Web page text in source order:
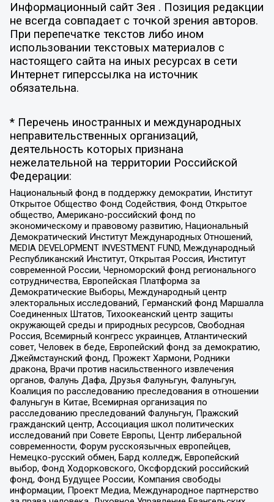
Информационный сайт Зея . Позиция редакции
не всегда совпадает с точкой зрения авторов.
При перепечатке текстов либо ином
использовании текстовых материалов с
настоящего сайта на иных ресурсах в сети
Интернет гиперссылка на источник
обязательна.
* Перечень иностранных и международных
неправительственных организаций,
деятельность которых признана
нежелательной на территории Российской
Федерации:
Национальный фонд в поддержку демократии, Институт
Открытое Общество Фонд Содействия, Фонд Открытое
общество, Американо-российский фонд по
экономическому и правовому развитию, Национальный
Демократический Институт Международных Отношений,
MEDIA DEVELOPMENT INVESTMENT FUND, Международный
Республиканский Институт, Открытая Россия, Институт
современной России, Черноморский фонд регионального
сотрудничества, Европейская Платформа за
Демократические Выборы, Международный центр
электоральных исследований, Германский фонд Маршалла
Соединенных Штатов, Тихоокеанский центр защиты
окружающей среды и природных ресурсов, Свободная
Россия, Всемирный конгресс украинцев, Атлантический
совет, Человек в беде, Европейский фонд за демократию,
Джеймстаунский фонд, Прожект Хармони, Родники
дракона, Врачи против насильственного извлечения
органов, Фалунь Дафа, Друзья Фалуньгун, Фалуньгун,
Коалиция по расследованию преследования в отношении
Фалуньгун в Китае, Всемирная организация по
расследованию преследований Фалуньгун, Пражский
гражданский центр, Ассоциация школ политических
исследований при Совете Европы, Центр либеральной
современности, Форум русскоязычных европейцев,
Немецко-русский обмен, Бард колледж, Европейский
выбор, Фонд Ходорковского, Оксфордский российский
фонд, Фонд Будущее России, Компания свободы
информации, Проект Медиа, Международное партнерство